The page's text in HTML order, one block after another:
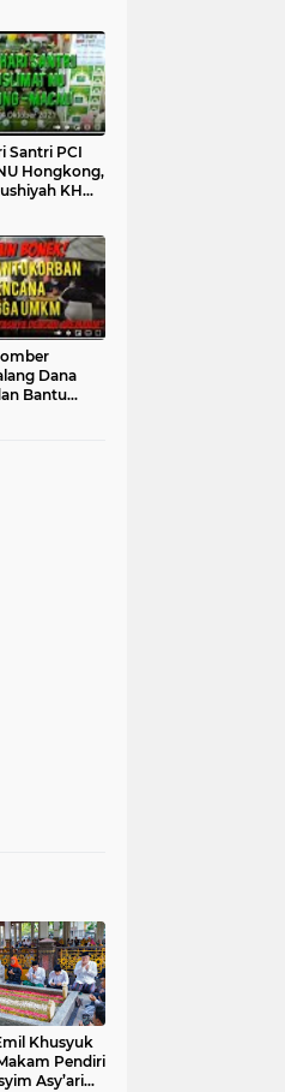
Santri PCI
Hongkong,
KH
Dana
Bantu
Khusyuk
Pendiri
Asy’ari